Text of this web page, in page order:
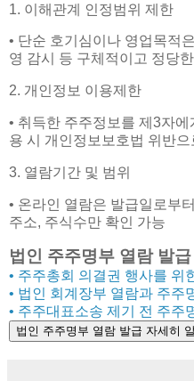
1. 이해관계 인정범위 제한
• 단순 호기심이나 영업목적
영 감시 등 구체적이고 정당
2. 개인정보 이용제한
• 취득한 주주정보를 제3자
용 시 개인정보보호법 위반으
3. 열람기간 및 범위
• 온라인 열람은 발급일로부
주소, 주식수만 확인 가능
법인 주주명부 열람 발
• 주주총회 의결권 행사를 위
• 법인 회계장부 열람과 주주
• 주주대표소송 제기 전 주주
법인 주주명부 열람 발급 자세히